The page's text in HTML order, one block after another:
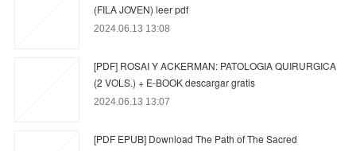
(FILA JOVEN) leer pdf
2024.06.13 13:08
[PDF] ROSAI Y ACKERMAN: PATOLOGIA QUIRURGICA
(2 VOLS.) + E-BOOK descargar gratis
2024.06.13 13:07
[PDF EPUB] Download The Path of The Sacred